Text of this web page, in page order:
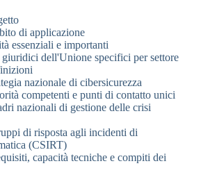
di applicazione
essenziali e importanti
dell'Unione specifici per settore
nazionale di cibersicurezza
competenti e punti di contatto unici
nazionali di gestione delle crisi
di risposta agli incidenti di
(CSIRT)
capacità tecniche e compiti dei